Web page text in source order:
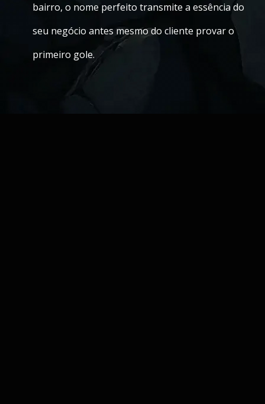
bairro, o nome perfeito transmite a essência do
seu negócio antes mesmo do cliente provar o
primeiro gole.